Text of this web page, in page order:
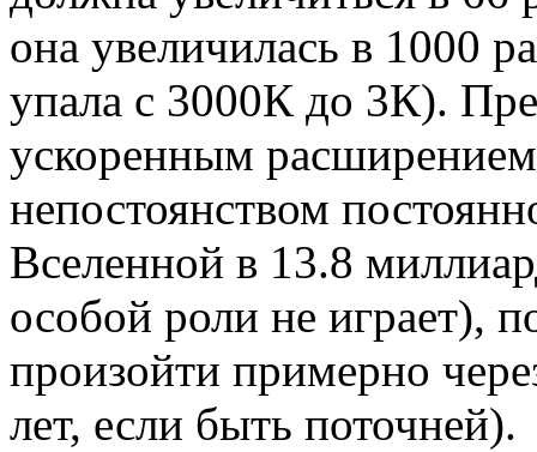
она увеличилась в 1000
упала с 3000К до 3К).
ускоренным
непостоянством
Вселенной в 13.8
особой роли не играет),
произойти примерно
лет, если быть поточней).